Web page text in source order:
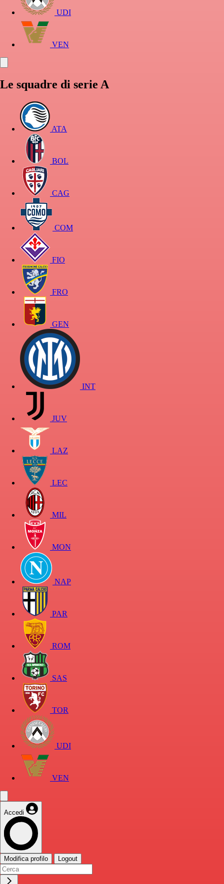
UDI
VEN
Le squadre di serie A
ATA
BOL
CAG
COM
FIO
FRO
GEN
INT
JUV
LAZ
LEC
MIL
MON
NAP
PAR
ROM
SAS
TOR
UDI
VEN
Accedi
Modifica profilo Logout